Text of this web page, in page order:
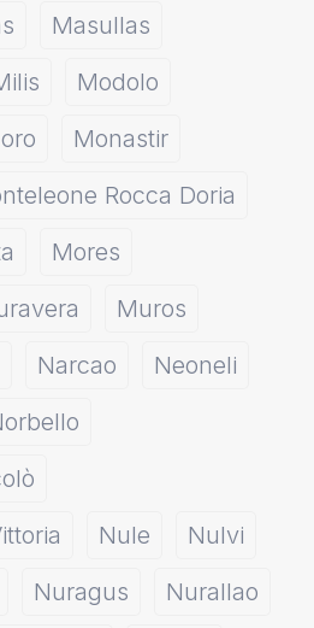
Masullas
Modolo
Monastir
Rocca Doria
Mores
Muros
Narcao
Neoneli
Nule
Nulvi
Nuragus
Nurallao